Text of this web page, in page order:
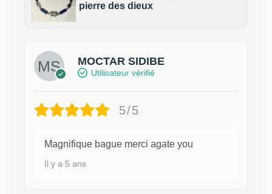
pierre des dieux
MOCTAR SIDIBE
Utilisateur vérifié
5/5
Magnifique bague merci agate you
Il y a 5 ans